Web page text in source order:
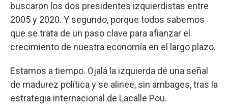
buscaron los dos presidentes izquierdistas entre
2005 y 2020. Y segundo, porque todos sabemos
que se trata de un paso clave para afianzar el
crecimiento de nuestra economía en el largo plazo.
Estamos a tiempo. Ojalá la izquierda dé una señal
de madurez política y se alinee, sin ambages, tras la
estrategia internacional de Lacalle Pou.